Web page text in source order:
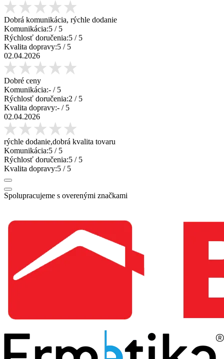
Dobrá komunikácia, rýchle dodanie
Komunikácia:5 / 5
Rýchlosť doručenia:5 / 5
Kvalita dopravy:5 / 5
02.04.2026
Dobré ceny
Komunikácia:- / 5
Rýchlosť doručenia:2 / 5
Kvalita dopravy:- / 5
02.04.2026
rýchle dodanie,dobrá kvalita tovaru
Komunikácia:5 / 5
Rýchlosť doručenia:5 / 5
Kvalita dopravy:5 / 5
Spolupracujeme s overenými značkami